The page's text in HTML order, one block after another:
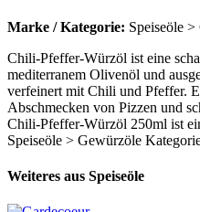
Marke / Kategorie: Speiseöle
Chili-Pfeffer-Würzöl ist eine
mediterranem Olivenöl und
verfeinert mit Chili und Pfeffer.
Abschmecken von Pizzen und
Chili-Pfeffer-Würzöl 250ml ist
Speiseöle > Gewürzöle
Weiteres aus Speiseöle